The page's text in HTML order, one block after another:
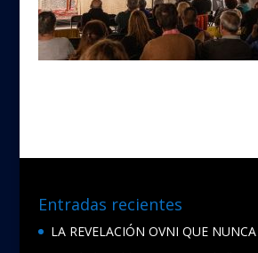
Entradas recientes
LA REVELACIÓN OVNI QUE